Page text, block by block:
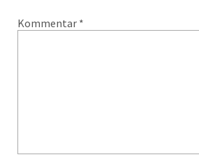
Kommentar *